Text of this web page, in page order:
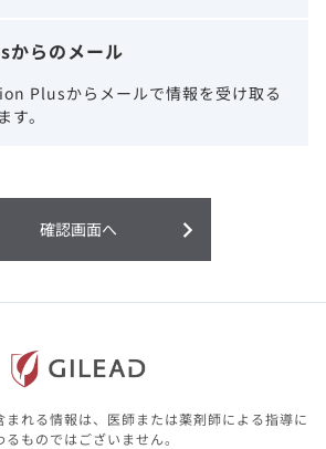
、本サイトのコンテンツについて
を払い、正確かつ最新の情報を提
に努力をしておりますが、正確
、妥当性、有用性、ご利用になら
とまたは利用できなかったことよ
害については一切の責任を負いか
報は、その製品またはその製品の
の情報は、医師その他医療関係者
きアドバイスやサービスを提供す
ありません。本サイトに表示され
は、決して、医師その他医療関係
からのメール
Plusからメールで情報を受け取る
す。
確認画面へ
まれる情報は、医師または薬剤師による指導に
るものではございません。